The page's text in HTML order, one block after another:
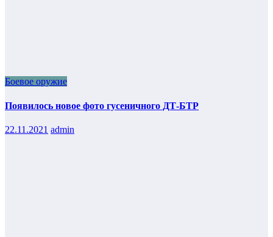
Боевое оружие
Появилось новое фото гусеничного ДТ-БТР
22.11.2021 admin